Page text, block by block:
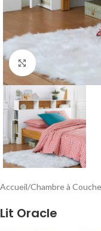
Cliquez pour
Accueil Chambre à
Lit Oracle